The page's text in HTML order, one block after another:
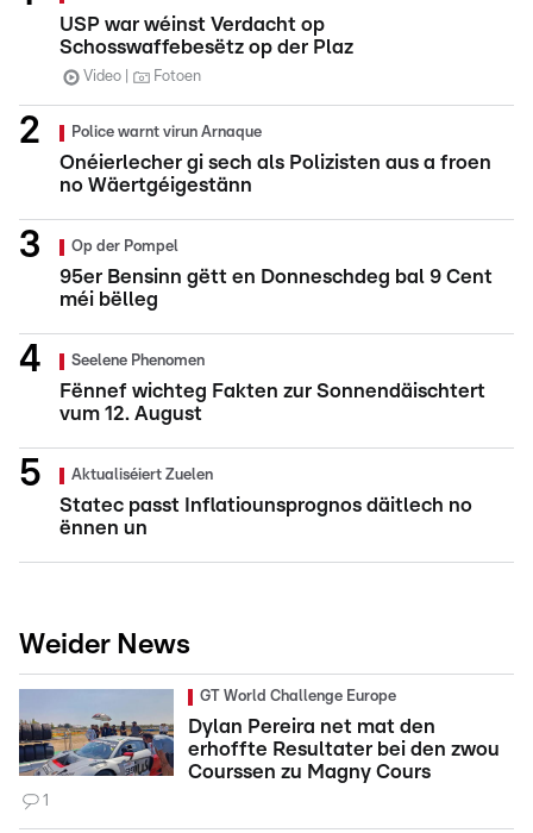
USP war wéinst Verdacht op
Schosswaffebesëtz op der Plaz
Video Fotoen
Police warnt virun Arnaque
Onéierlecher gi sech als Polizisten aus a froen
no Wäertgéigestänn
Op der Pompel
95er Bensinn gëtt en Donneschdeg bal 9 Cent
méi bëlleg
Seelene Phenomen
Fënnef wichteg Fakten zur Sonnendäischtert
vum 12. August
Aktualiséiert Zuelen
Statec passt Inflatiounsprognos däitlech no
ënnen un
Weider News
GT World Challenge Europe
Dylan Pereira net mat den
erhoffte Resultater bei den zwou
Courssen zu Magny Cours
1